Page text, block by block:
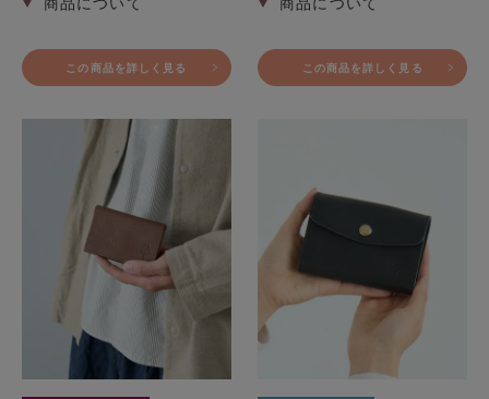
この商品を詳しく見る この商品を詳しく見る